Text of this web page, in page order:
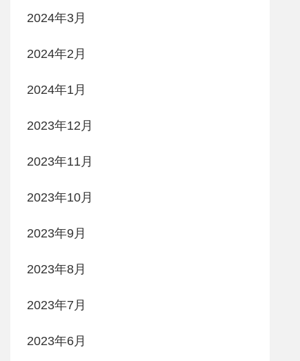
2024年3月
2024年2月
2024年1月
2023年12月
2023年11月
2023年10月
2023年9月
2023年8月
2023年7月
2023年6月